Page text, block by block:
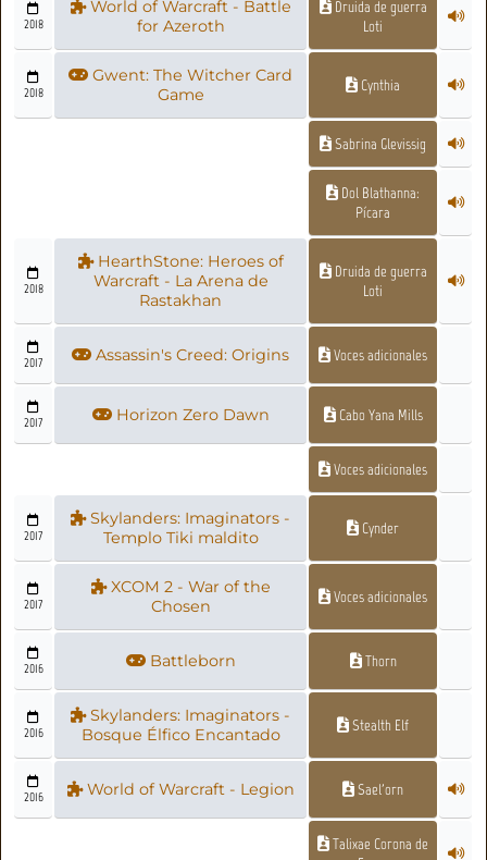
2018
World of Warcraft - Battle
for Azeroth
Druida de guerra
Loti
2018
Gwent: The Witcher Card
Game
Cynthia
Sabrina Glevissig
Dol Blathanna:
Pícara
2018
HearthStone: Heroes of
Warcraft - La Arena de
Rastakhan
Druida de guerra
Loti
2017 Assassin's Creed: Origins Voces adicionales
2017 Horizon Zero Dawn Cabo Yana Mills
Voces adicionales
2017
Skylanders: Imaginators -
Templo Tiki maldito
Cynder
2017
XCOM 2 - War of the
Chosen
Voces adicionales
2016 Battleborn Thorn
2016
Skylanders: Imaginators -
Bosque Élfico Encantado
Stealth Elf
2016 World of Warcraft - Legion Sael'orn
Talixae Corona de